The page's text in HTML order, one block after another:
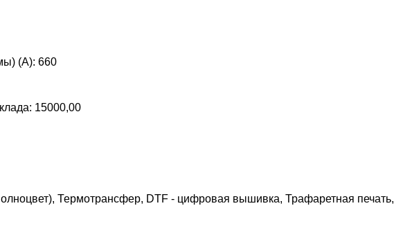
(A): 660
15000,00
Термотрансфер, DTF - цифровая вышивка, Трафаретная печать,